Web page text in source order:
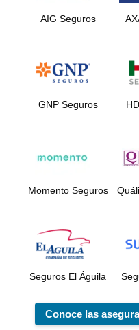
AIG Seguros
GNP Seguros
Momento Seguros
Seguros El Águila
Conoce las